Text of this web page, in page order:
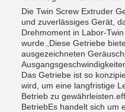
Die Twin Screw Extruder
und zuverlässiges Gerät,
Drehmoment in Labor-
wurde.,Diese Getriebe
ausgezeichneten
Das Getriebe ist so
wird, um eine langfristige
Betrieb zu
BetriebEs handelt sich um